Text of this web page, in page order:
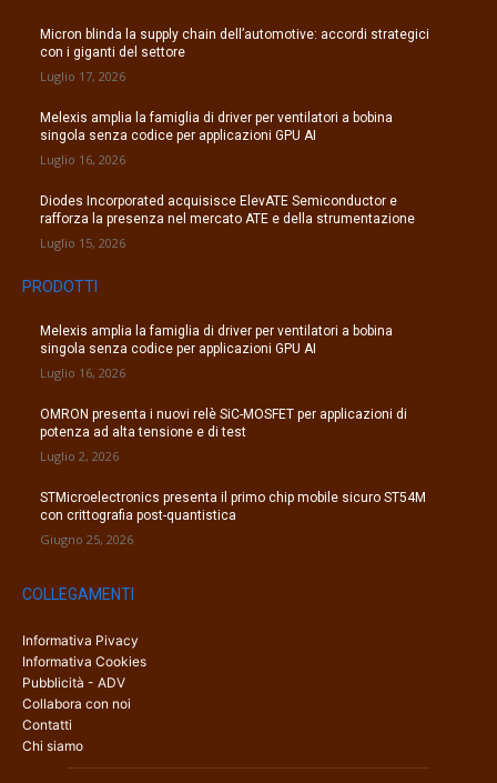
Micron blinda la supply chain dell’automotive: accordi strategici
con i giganti del settore
Luglio 17, 2026
Melexis amplia la famiglia di driver per ventilatori a bobina
singola senza codice per applicazioni GPU AI
Luglio 16, 2026
Diodes Incorporated acquisisce ElevATE Semiconductor e
rafforza la presenza nel mercato ATE e della strumentazione
Luglio 15, 2026
PRODOTTI
Melexis amplia la famiglia di driver per ventilatori a bobina
singola senza codice per applicazioni GPU AI
Luglio 16, 2026
OMRON presenta i nuovi relè SiC-MOSFET per applicazioni di
potenza ad alta tensione e di test
Luglio 2, 2026
STMicroelectronics presenta il primo chip mobile sicuro ST54M
con crittografia post-quantistica
Giugno 25, 2026
COLLEGAMENTI
Informativa Pivacy
Informativa Cookies
Pubblicità - ADV
Collabora con noi
Contatti
Chi siamo